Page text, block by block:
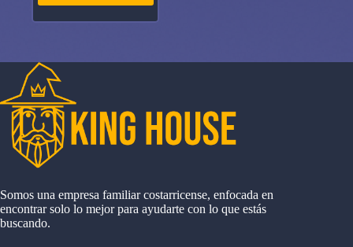
Somos una empresa familiar costarricense, enfocada en
encontrar solo lo mejor para ayudarte con lo que estás
buscando.